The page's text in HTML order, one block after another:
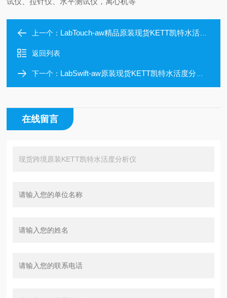
上一个： LabTouch-aw精品原装现货KETT凯特水活度分析仪
返回列表
下一个： LabSwift-aw原装现货KETT凯特水活度分析仪
在线留言